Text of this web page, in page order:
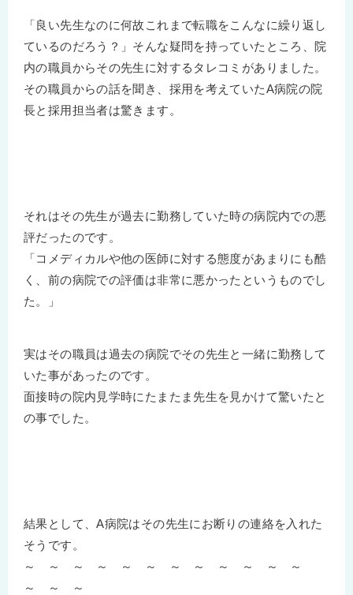
「良い先生なのに何故これまで転職をこんなに繰り返し
ているのだろう？」そんな疑問を持っていたところ、院
内の職員からその先生に対するタレコミがありました。
その職員からの話を聞き、採用を考えていたA病院の院
長と採用担当者は驚きます。
それはその先生が過去に勤務していた時の病院内での悪
評だったのです。
「コメディカルや他の医師に対する態度があまりにも酷
く、前の病院での評価は非常に悪かったというものでし
た。」
実はその職員は過去の病院でその先生と一緒に勤務して
いた事があったのです。
面接時の院内見学時にたまたま先生を見かけて驚いたと
の事でした。
結果として、A病院はその先生にお断りの連絡を入れた
そうです。
～ ～ ～ ～ ～ ～ ～ ～ ～ ～ ～ ～
～ ～ ～